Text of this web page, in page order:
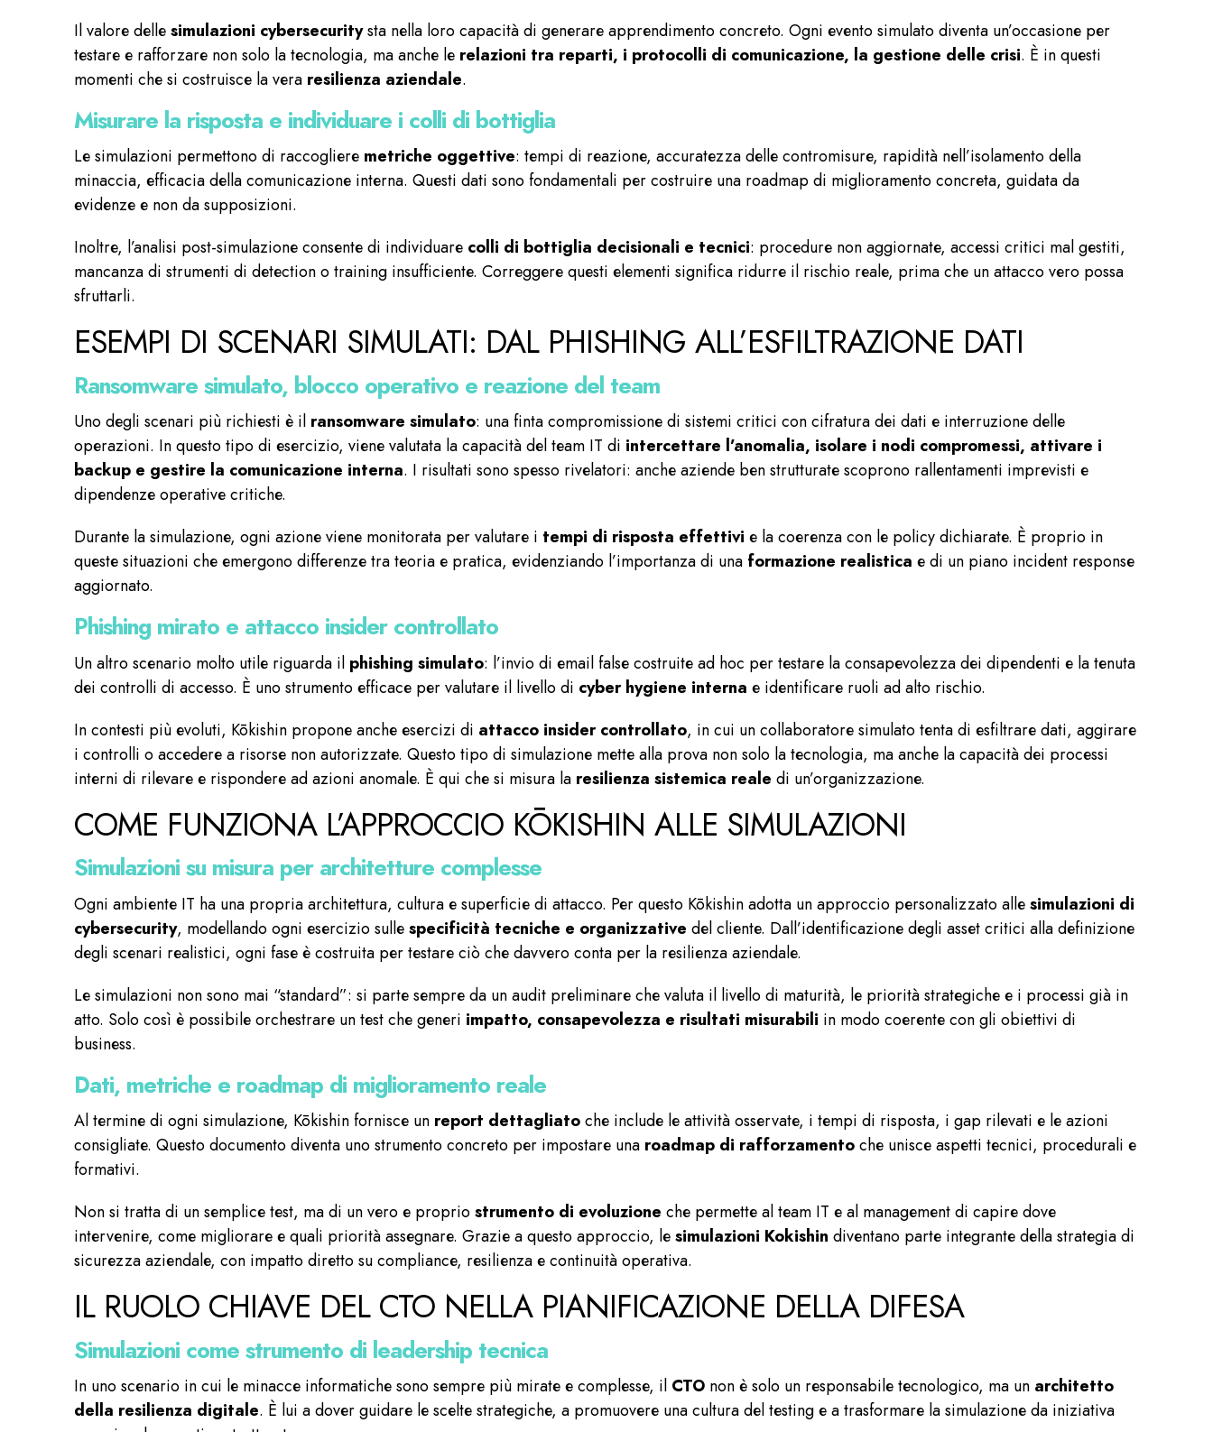
Il valore delle simulazioni cybersecuritysta nella loro capacità di generare apprendimento concreto. Ogni evento simulato diventa un’occasione per
testare e rafforzare non solo la tecnologia, ma anche le relazioni tra reparti, i protocolli di comunicazione, la gestione delle crisi. È in questi
momenti che si costruisce la vera resilienza aziendale.
Misurare la risposta e individuare i colli di bottiglia
Le simulazioni permettono di raccogliere metriche oggettive: tempi di reazione, accuratezza delle contromisure, rapidità nell’isolamento della
minaccia, efficacia della comunicazione interna. Questi dati sono fondamentali per costruire una roadmap di miglioramento concreta, guidata da
evidenze e non da supposizioni.
Inoltre, l’analisi post-simulazione consente di individuare colli di bottiglia decisionali e tecnici: procedure non aggiornate, accessi critici mal gestiti,
mancanza di strumenti di detection o training insufficiente. Correggere questi elementi significa ridurre il rischio reale, prima che un attacco vero possa
sfruttarli.
ESEMPI DI SCENARI SIMULATI: DAL PHISHING ALL’ESFILTRAZIONE DATI
Ransomware simulato, blocco operativo e reazione del team
Uno degli scenari più richiesti è il ransomware simulato: una finta compromissione di sistemi critici con cifratura dei dati e interruzione delle
operazioni. In questo tipo di esercizio, viene valutata la capacità del team IT di intercettare l’anomalia, isolare i nodi compromessi, attivare i
backup e gestire la comunicazione interna. I risultati sono spesso rivelatori: anche aziende ben strutturate scoprono rallentamenti imprevisti e
dipendenze operative critiche.
Durante la simulazione, ogni azione viene monitorata per valutare i tempi di risposta effettivi e la coerenza con le policy dichiarate. È proprio in
queste situazioni che emergono differenze tra teoria e pratica, evidenziando l’importanza di una formazione realistica e di un piano incident response
aggiornato.
Phishing mirato e attacco insider controllato
Un altro scenario molto utile riguarda il phishing simulato: l’invio di email false costruite ad hoc per testare la consapevolezza dei dipendenti e la tenuta
dei controlli di accesso. È uno strumento efficace per valutare il livello di cyber hygiene interna e identificare ruoli ad alto rischio.
In contesti più evoluti, Kōkishin propone anche esercizi di attacco insider controllato, in cui un collaboratore simulato tenta di esfiltrare dati, aggirare
i controlli o accedere a risorse non autorizzate. Questo tipo di simulazione mette alla prova non solo la tecnologia, ma anche la capacità dei processi
interni di rilevare e rispondere ad azioni anomale. È qui che si misura la resilienza sistemica reale di un’organizzazione.
COME FUNZIONA L’APPROCCIO KŌKISHIN ALLE SIMULAZIONI
Simulazioni su misura per architetture complesse
Ogni ambiente IT ha una propria architettura, cultura e superficie di attacco. Per questo Kōkishin adotta un approccio personalizzato alle simulazioni di
cybersecurity, modellando ogni esercizio sulle specificità tecniche e organizzative del cliente. Dall’identificazione degli asset critici alla definizione
degli scenari realistici, ogni fase è costruita per testare ciò che davvero conta per la resilienza aziendale.
Le simulazioni non sono mai “standard”: si parte sempre da un audit preliminare che valuta il livello di maturità, le priorità strategiche e i processi già in
atto. Solo così è possibile orchestrare un test che generi impatto, consapevolezza e risultati misurabili in modo coerente con gli obiettivi di
business.
Dati, metriche e roadmap di miglioramento reale
Al termine di ogni simulazione, Kōkishin fornisce un report dettagliatoche include le attività osservate, i tempi di risposta, i gap rilevati e le azioni
consigliate. Questo documento diventa uno strumento concreto per impostare una roadmap di rafforzamentoche unisce aspetti tecnici, procedurali e
formativi.
Non si tratta di un semplice test, ma di un vero e proprio strumento di evoluzione che permette al team IT e al management di capire dove
intervenire, come migliorare e quali priorità assegnare. Grazie a questo approccio, le simulazioni Kokishin diventano parte integrante della strategia di
sicurezza aziendale, con impatto diretto su compliance, resilienza e continuità operativa.
IL RUOLO CHIAVE DEL CTO NELLA PIANIFICAZIONE DELLA DIFESA
Simulazioni come strumento di leadership tecnica
In uno scenario in cui le minacce informatiche sono sempre più mirate e complesse, il CTOnon è solo un responsabile tecnologico, ma un architetto
della resilienza digitale. È lui a dover guidare le scelte strategiche, a promuovere una cultura del testing e a trasformare la simulazione da iniziativa